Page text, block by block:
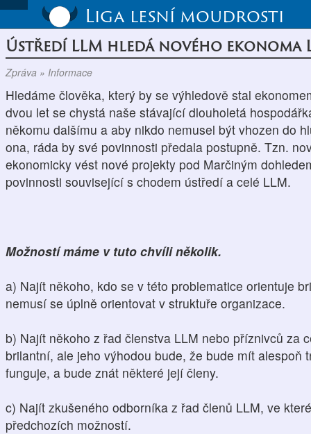
Liga lesní moudrosti
Ústředí LLM hledá nového ekonoma
Zpráva » Informace
Hledáme člověka, který by se výhledově stal
dvou let se chystá naše stávající dlouholetá
někomu dalšímu a aby nikdo nemusel být vhozen do
ona, ráda by své povinnosti předala postupně. Tzn.
ekonomicky vést nové projekty pod Marčiným
povinnosti související s chodem ústředí a celé LLM.
Možností máme v tuto chvíli několik.
a) Najít někoho, kdo se v této problematice orientuje
nemusí se úplně orientovat v struktuře organizace.
b) Najít někoho z řad členstva LLM nebo příznivců za
brilantní, ale jeho výhodou bude, že bude mít alespoň
funguje, a bude znát některé její členy.
c) Najít zkušeného odborníka z řad členů LLM, ve
předchozích možností.